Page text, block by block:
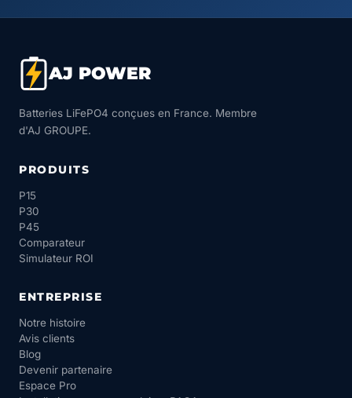
AJ POWER
Batteries LiFePO4 conçues en France. Membre
d'AJ GROUPE.
PRODUITS
P15
P30
P45
Comparateur
Simulateur ROI
ENTREPRISE
Notre histoire
Avis clients
Blog
Devenir partenaire
Espace Pro